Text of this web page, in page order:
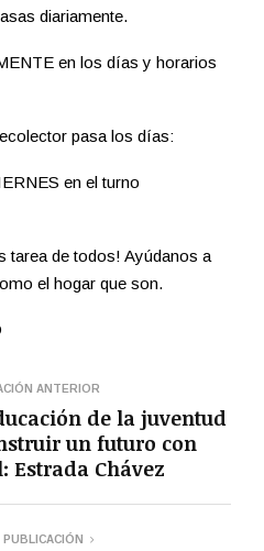
diariamente.
en los días y horarios
pasa los días:
en el turno
tarea de todos! Ayúdanos a
el hogar que son.
ANTERIOR
de la juventud
un futuro con
Estrada Chávez